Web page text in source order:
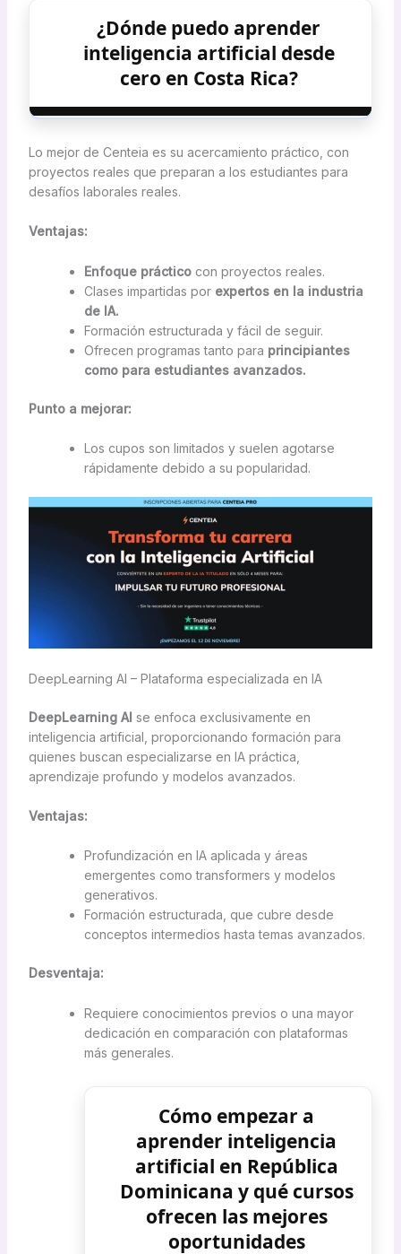
¿Dónde puedo aprender
inteligencia artificial desde
cero en Costa Rica?
Lo mejor de Centeia es su acercamiento práctico, con
proyectos reales que preparan a los estudiantes para
desafíos laborales reales.
Ventajas:
Enfoque prácticocon proyectos reales.
Clases impartidas por expertos en la industria
de IA.
Formación estructurada y fácil de seguir.
Ofrecen programas tanto para principiantes
como para estudiantes avanzados.
Punto a mejorar:
Los cupos son limitados y suelen agotarse
rápidamente debido a su popularidad.
DeepLearning AI – Plataforma especializada en IA
DeepLearning AI se enfoca exclusivamente en
inteligencia artificial, proporcionando formación para
quienes buscan especializarse en IA práctica,
aprendizaje profundo y modelos avanzados.
Ventajas:
Profundización en IA aplicada y áreas
emergentes como transformers y modelos
generativos.
Formación estructurada, que cubre desde
conceptos intermedios hasta temas avanzados.
Desventaja:
Requiere conocimientos previos o una mayor
dedicación en comparación con plataformas
más generales.
Cómo empezar a
aprender inteligencia
artificial en República
Dominicana y qué cursos
ofrecen las mejores
oportunidades